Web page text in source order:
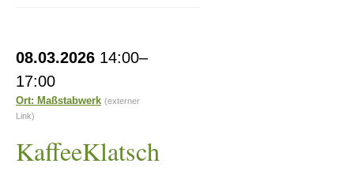
08.03.2026 14:00–
17:00
Ort: Maßstabwerk (externer
Link)
KaffeeKlatsch